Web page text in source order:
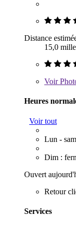
Distance
15,0
Voir
Heures
Voir tout
Lun -
Dim :
Ouvert
Retour
Services